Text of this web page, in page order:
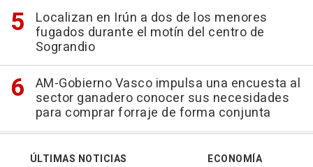
Localizan en Irún a dos de los menores
fugados durante el motín del centro de
Sograndio
AM-Gobierno Vasco impulsa una encuesta al
sector ganadero conocer sus necesidades
para comprar forraje de forma conjunta
ÚLTIMAS NOTICIAS
ECONOMÍA